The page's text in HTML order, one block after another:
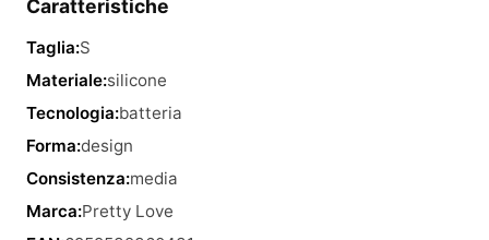
Caratteristiche
Taglia:S
Materiale:silicone
Tecnologia:batteria
Forma:design
Consistenza:media
Marca:Pretty Love